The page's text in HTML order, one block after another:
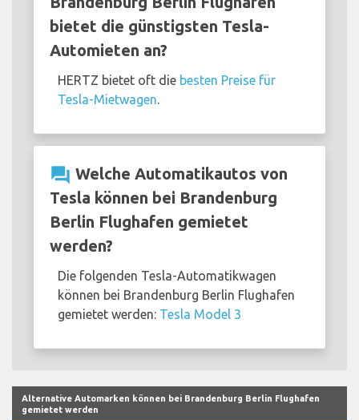
bietet die günstigsten Tesla-
Automieten an?
HERTZ bietet oft die besten Preise für
Tesla-Mietwagen.
question_answer Welche Automatikautos von
Tesla können bei Brandenburg
Berlin Flughafen gemietet
werden?
Die folgenden Tesla-Automatikwagen
können bei Brandenburg Berlin Flughafen
gemietet werden: Tesla Model 3
Alternative Automarken können bei Brandenburg Berlin Flughafen
gemietet werden